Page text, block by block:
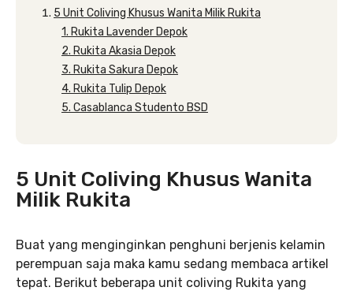
5 Unit Coliving Khusus Wanita Milik Rukita
1. Rukita Lavender Depok
2. Rukita Akasia Depok
3. Rukita Sakura Depok
4. Rukita Tulip Depok
5. Casablanca Studento BSD
5 Unit Coliving Khusus Wanita
Milik Rukita
Buat yang menginginkan penghuni berjenis kelamin
perempuan saja maka kamu sedang membaca artikel
tepat. Berikut beberapa unit coliving Rukita yang